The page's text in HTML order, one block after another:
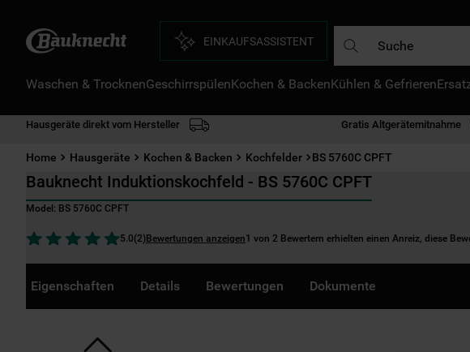
EINKAUFSASSISTENT
Waschen & TrocknenGeschirrspülenKochen & BackenKühlen & Gefrieren
Hausgeräte direkt vom Hersteller Gratis Altgerätemitnahme
Home Hausgeräte Kochen & Backen Kochfelder BS 5760C CPFT
Bauknecht Induktionskochfeld - BS 5760C CPFT
Model: BS 5760C CPFT
5.0(2)Bewertungen anzeigen1 von 2 Bewertern erhielten einen Anreiz, diese
Eigenschaften Details Bewertungen Dokumente
DIE HÄUFIGSTEN
3.
8. mikrowelle